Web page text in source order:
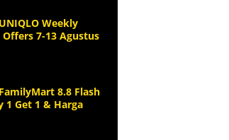
Weekly
7-13 Agustus
8.8 Flash
1 Get 1 & Harga